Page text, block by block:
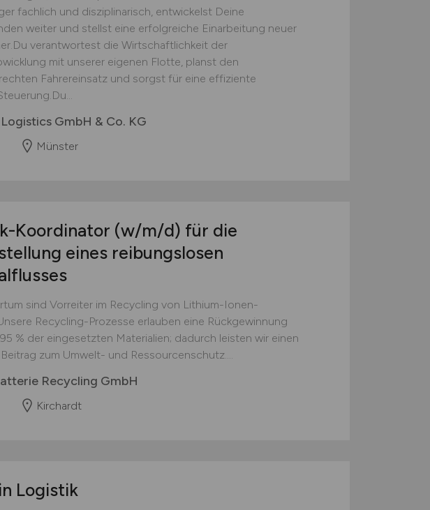
fachlich und disziplinarisch, entwickelst Deine
weiter und stellst eine erfolgreiche Einarbeitung neuer
verantwortest die Wirtschaftlichkeit der
mit unserer eigenen Flotte, planst den
Fahrereinsatz und sorgst für eine effiziente
GmbH & Co. KG
Münster
Koordinator (w/m/d) für die
eines reibungslosen
sind Vorreiter im Recycling von Lithium-Ionen-
Recycling-Prozesse erlauben eine Rückgewinnung
% der eingesetzten Materialien; dadurch leisten wir einen
zum Umwelt- und Ressourcenschutz....
Recycling GmbH
Kirchardt
Logistik